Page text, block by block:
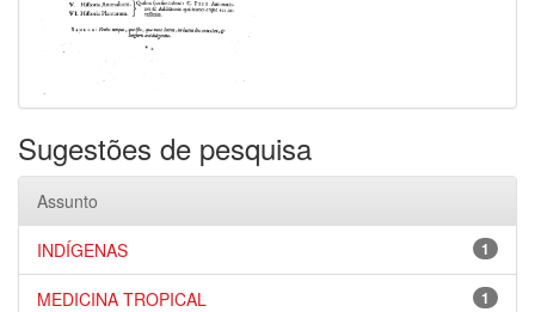
Sugestões de pesquisa
Assunto
1
INDÍGENAS
1
MEDICINA TROPICAL